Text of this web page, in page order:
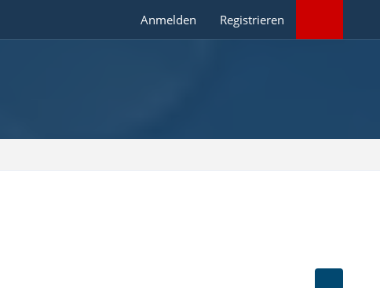
Anmelden Registrieren